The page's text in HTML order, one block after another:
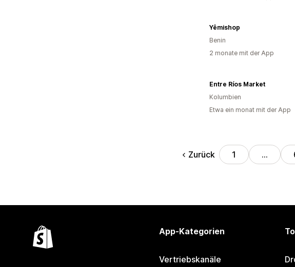
Yêmishop
Benin
2 monate mit der App
Entre Ríos Market
Kolumbien
Etwa ein monat mit der App
Zurück 1 …
App-Kategorien
Vertriebskanäle